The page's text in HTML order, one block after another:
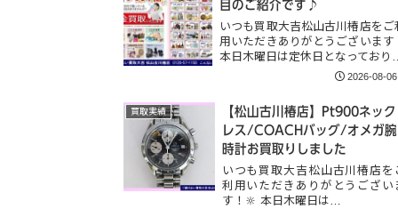
目のご紹介です♪
いつも買取大吉松山古川椿店をご
用いただきありがとうございます
本日木曜日は定休日となっており…
2026-08-06
買取実績
【松山古川椿店】Pt900ネック
レス/COACHバッグ/オメガ腕
時計お買取りしました
いつも買取大吉松山古川椿店を
利用いただきありがとうござい
す！🔆 本日木曜日は…